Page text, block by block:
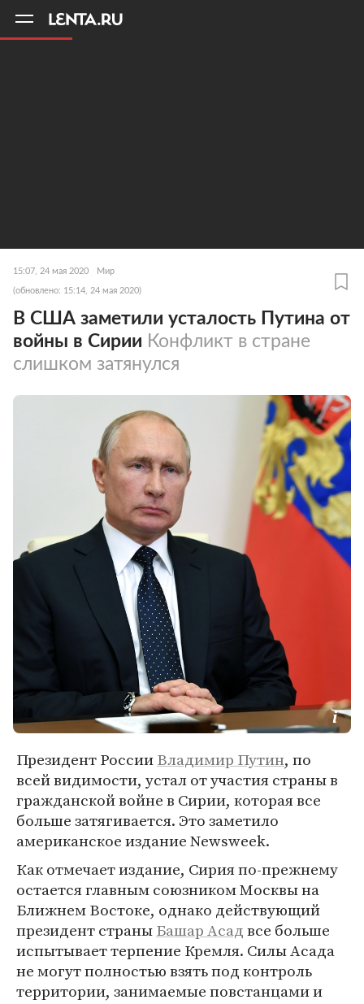
15:07, 24 мая 2020 Мир
(обновлено: 15:14, 24 мая 2020)
В США заметили усталость Путина от
войны в Сирии Конфликт в стране
слишком затянулся
Президент РоссииВладимир Путин, по
всей видимости, устал от участия страны в
гражданской войне в Сирии, которая все
больше затягивается. Это заметило
американское издание Newsweek.
Как отмечает издание, Сирия по-прежнему
остается главным союзником Москвы на
Ближнем Востоке, однако действующий
президент страныБашар Асадвсе больше
испытывает терпение Кремля. Силы Асада
не могут полностью взять под контроль
территории, занимаемые повстанцами и